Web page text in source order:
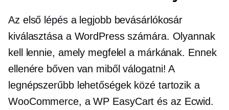
Az első lépés a legjobb bevásárlókosár
kiválasztása a WordPress számára. Olyannak
kell lennie, amely megfelel a márkának. Ennek
ellenére bőven van miből válogatni! A
legnépszerűbb lehetőségek közé tartozik a
WooCommerce, a WP EasyCart és az Ecwid.